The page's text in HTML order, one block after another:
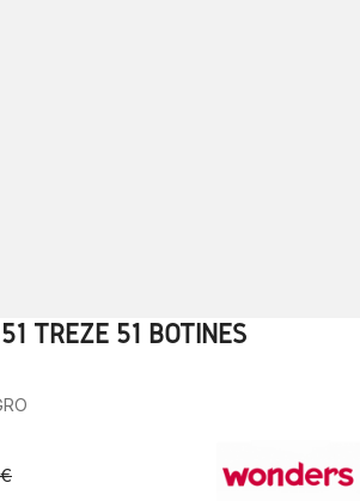
4 5 6 7 8 9
TREZE 51 BOTINES